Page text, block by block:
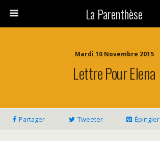
La Parenthèse
Mardi 10 Novembre 2015
Lettre Pour Elena
Partager Tweeter Épingler